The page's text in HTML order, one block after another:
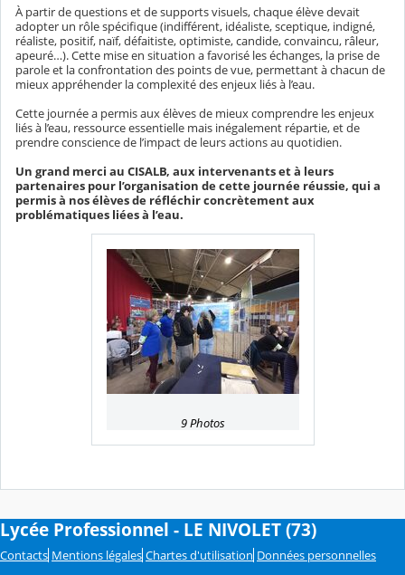
À partir de questions et de supports visuels, chaque élève devait
adopter un rôle spécifique (indifférent, idéaliste, sceptique, indigné,
réaliste, positif, naïf, défaitiste, optimiste, candide, convaincu, râleur,
apeuré…). Cette mise en situation a favorisé les échanges, la prise de
parole et la confrontation des points de vue, permettant à chacun de
mieux appréhender la complexité des enjeux liés à l’eau.
Cette journée a permis aux élèves de mieux comprendre les enjeux
liés à l’eau, ressource essentielle mais inégalement répartie, et de
prendre conscience de l’impact de leurs actions au quotidien.
Un grand merci au CISALB, aux intervenants et à leurs
partenaires pour l’organisation de cette journée réussie, qui a
permis à nos élèves de réfléchir concrètement aux
problématiques liées à l’eau.
9 Photos
Lycée Professionnel - LE NIVOLET (73)
Contacts Mentions légales Chartes d'utilisation Données personnelles